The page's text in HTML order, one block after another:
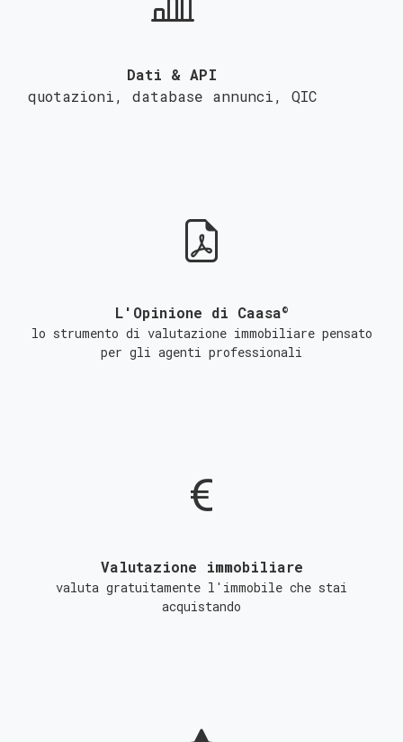
Dati & API
quotazioni, database annunci, QIC
L'Opinione di Caasa©
lo strumento di valutazione immobiliare pensato
per gli agenti professionali
Valutazione immobiliare
valuta gratuitamente l'immobile che stai
acquistando